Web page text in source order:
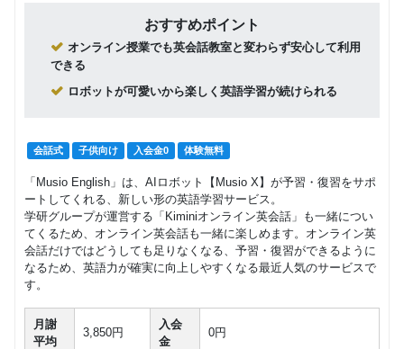
おすすめポイント
オンライン授業でも英会話教室と変わらず安心して利用
できる
ロボットが可愛いから楽しく英語学習が続けられる
会話式 子供向け 入会金0 体験無料
「Musio English」は、AIロボット【Musio X】が予習・復習をサポ
ートしてくれる、新しい形の英語学習サービス。
学研グループが運営する「Kiminiオンライン英会話」も一緒につい
てくるため、オンライン英会話も一緒に楽しめます。オンライン英
会話だけではどうしても足りなくなる、予習・復習ができるように
なるため、英語力が確実に向上しやすくなる最近人気のサービスで
す。
月謝
平均
3,850円
入会
金
0円